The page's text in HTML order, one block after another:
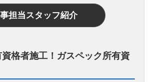
担当スタッフ紹介
格者施工！ガスペック所有資